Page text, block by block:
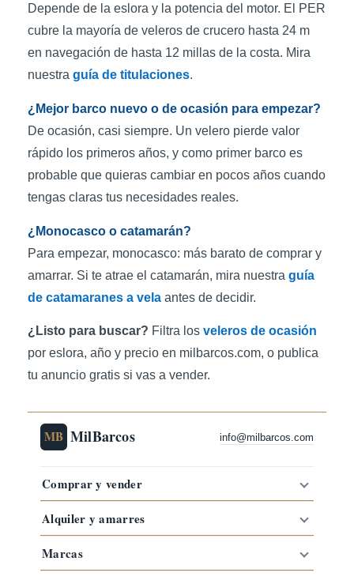
Depende de la eslora y la potencia del motor. El PER
cubre la mayoría de veleros de crucero hasta 24 m
en navegación de hasta 12 millas de la costa. Mira
nuestra guía de titulaciones.
¿Mejor barco nuevo o de ocasión para empezar?
De ocasión, casi siempre. Un velero pierde valor
rápido los primeros años, y como primer barco es
probable que quieras cambiar en pocos años cuando
tengas claras tus necesidades reales.
¿Monocasco o catamarán?
Para empezar, monocasco: más barato de comprar y
amarrar. Si te atrae el catamarán, mira nuestra guía
de catamaranes a vela antes de decidir.
¿Listo para buscar? Filtra los veleros de ocasión
por eslora, año y precio en milbarcos.com, o publica
tu anuncio gratis si vas a vender.
MB MilBarcos info@milbarcos.com
Comprar y vender
Alquiler y amarres
Marcas